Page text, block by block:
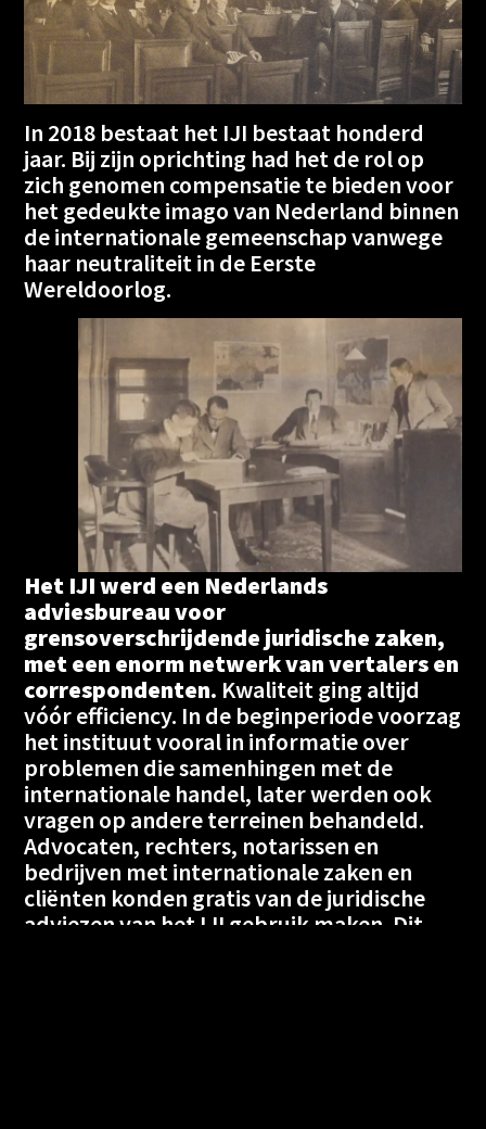
In 2018 bestaat het IJI bestaat honderd
jaar. Bij zijn oprichting had het de rol op
zich genomen compensatie te bieden voor
het gedeukte imago van Nederland binnen
de internationale gemeenschap vanwege
haar neutraliteit in de Eerste
Wereldoorlog.
Het IJI werd een Nederlands
adviesbureau voor
grensoverschrijdende juridische zaken,
met een enorm netwerk van vertalers en
correspondenten. Kwaliteit ging altijd
vóór efficiency. In de beginperiode voorzag
het instituut vooral in informatie over
problemen die samenhingen met de
internationale handel, later werden ook
vragen op andere terreinen behandeld.
Advocaten, rechters, notarissen en
bedrijven met internationale zaken en
cliënten konden gratis van de juridische
adviezen van het IJI gebruik maken. Dit